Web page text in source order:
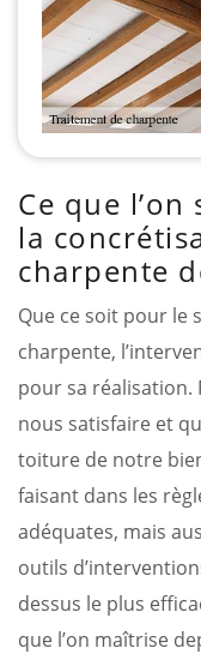
Ce que
la
charpente
Que ce soit pour le
charpente,
pour sa
nous satisfaire et
toiture de notre
faisant dans les
adéquates, mais
outils
dessus le plus
que l’on maîtrise